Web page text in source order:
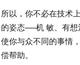
所以，你不必在技术
的姿态──机 敏、有
使你与众不同的事情
偿帮助。